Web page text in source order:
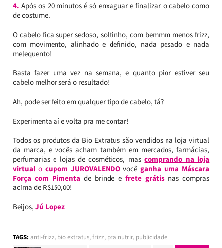
4. Após os 20 minutos é só enxaguar e finalizar o cabelo como
de costume.
O cabelo fica super sedoso, soltinho, com bemmm menos frizz,
com movimento, alinhado e definido, nada pesado e nada
melequento!
Basta fazer uma vez na semana, e quanto pior estiver seu
cabelo melhor será o resultado!
Ah, pode ser feito em qualquer tipo de cabelo, tá?
Experimenta aí e volta pra me contar!
Todos os produtos da Bio Extratus são vendidos na loja virtual
da marca, e vocês acham também em mercados, farmácias,
perfumarias e lojas de cosméticos, mascomprando na loja
virtualo cupom JUROVALENDOvocêganha uma Máscara
Força com Pimenta de brinde e frete grátis nas compras
acima de R$150,00!
Beijos, Jú Lopez
TAGS: anti-frizz, bio extratus,frizz, pra nutrir, publicidade